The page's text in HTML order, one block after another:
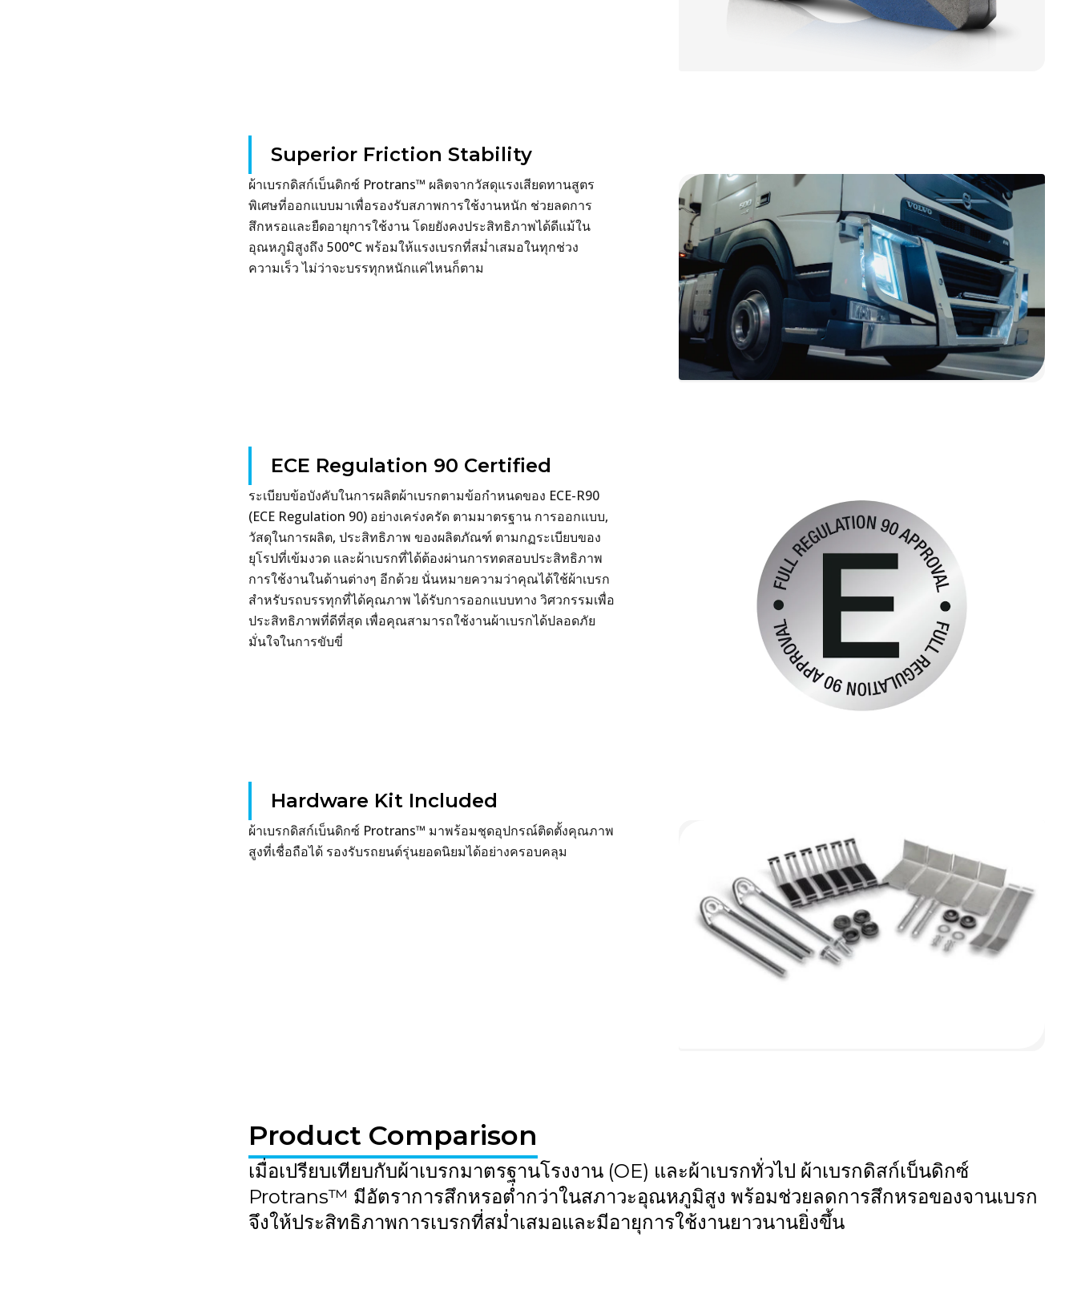
Superior Friction Stability
ผ้าเบรกดิสก์เบ็นดิกซ์ Protrans™ ผลิตจากวัสดุแรงเสียดทานสูตร
พิเศษที่ออกแบบมาเพื่อรองรับสภาพการใช้งานหนัก ช่วยลดการ
สึกหรอและยืดอายุการใช้งาน โดยยังคงประสิทธิภาพได้ดีแม้ใน
อุณหภูมิสูงถึง 500°C พร้อมให้แรงเบรกที่สม่ำเสมอในทุกช่วง
ความเร็ว ไม่ว่าจะบรรทุกหนักแค่ไหนก็ตาม
ECE Regulation 90 Certified
ระเบียบข้อบังคับในการผลิตผ้าเบรกตามข้อกำหนดของ ECE-R90
(ECE Regulation 90) อย่างเคร่งครัด ตามมาตรฐาน การออกแบบ,
วัสดุในการผลิต, ประสิทธิภาพ ของผลิตภัณฑ์ ตามกฏระเบียบของ
ยุโรปที่เข้มงวด และผ้าเบรกที่ได้ต้องผ่านการทดสอบประสิทธิภาพ
การใช้งานในด้านต่างๆ อีกด้วย นั่นหมายความว่าคุณได้ใช้ผ้าเบรก
สำหรับรถบรรทุกที่ได้คุณภาพ ได้รับการออกแบบทาง วิศวกรรมเพื่อ
ประสิทธิภาพที่ดีที่สุด เพื่อคุณสามารถใช้งานผ้าเบรกได้ปลอดภัย
มั่นใจในการขับขี่
Hardware Kit Included
ผ้าเบรกดิสก์เบ็นดิกซ์ Protrans™ มาพร้อมชุดอุปกรณ์ติดตั้งคุณภาพ
สูงที่เชื่อถือได้ รองรับรถยนต์รุ่นยอดนิยมได้อย่างครอบคลุม
Product Comparison
เมื่อเปรียบเทียบกับผ้าเบรกมาตรฐานโรงงาน (OE) และผ้าเบรกทั่วไป ผ้าเบรกดิสก์เบ็นดิกซ์
Protrans™ มีอัตราการสึกหรอต่ำกว่าในสภาวะอุณหภูมิสูง พร้อมช่วยลดการสึกหรอของจานเบรก
จึงให้ประสิทธิภาพการเบรกที่สม่ำเสมอและมีอายุการใช้งานยาวนานยิ่งขึ้น